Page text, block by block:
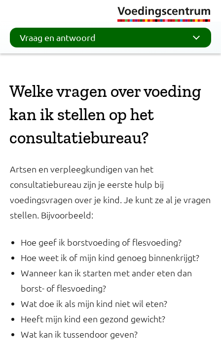
Vraag en antwoord
Welke vragen over voeding
kan ik stellen op het
consultatiebureau?
Artsen en verpleegkundigen van het
consultatiebureau zijn je eerste hulp bij
voedingsvragen over je kind. Je kunt ze al je vragen
stellen. Bijvoorbeeld:
Hoe geef ik borstvoeding of flesvoeding?
Hoe weet ik of mijn kind genoeg binnenkrijgt?
Wanneer kan ik starten met ander eten dan
borst- of flesvoeding?
Wat doe ik als mijn kind niet wil eten?
Heeft mijn kind een gezond gewicht?
Wat kan ik tussendoor geven?